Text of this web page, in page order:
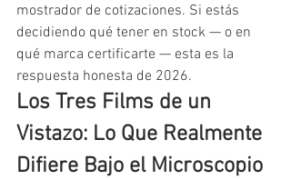
mostrador de cotizaciones. Si estás
decidiendo qué tener en stock — o en
qué marca certificarte — esta es la
respuesta honesta de 2026.
Los Tres Films de un
Vistazo: Lo Que Realmente
Difiere Bajo el Microscopio